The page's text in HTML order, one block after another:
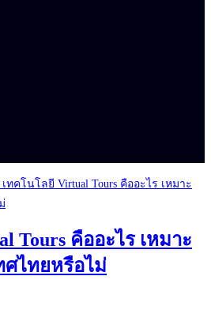
Tours คืออะไร เหมาะ
ศไทยหรือไม่